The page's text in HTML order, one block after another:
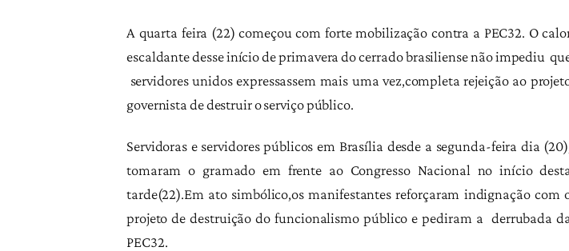
A quarta feira (22) começou com forte mobilização contra a PEC32. O
escaldante desse início de primavera do cerrado brasiliense não impediu
servidores unidos expressassem mais uma vez,completa rejeição ao
governista de destruir o serviço público.
Servidoras e servidores públicos em Brasília desde a segunda-feira dia
tomaram o gramado em frente ao Congresso Nacional no início desta
tarde(22).Em ato simbólico,os manifestantes reforçaram indignação com
projeto de destruição do funcionalismo público e pediram a derrubada da
PEC32.